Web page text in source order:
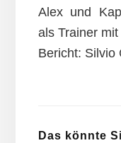
Alex und
als Trainer
Bericht: Silvio
Das könnte